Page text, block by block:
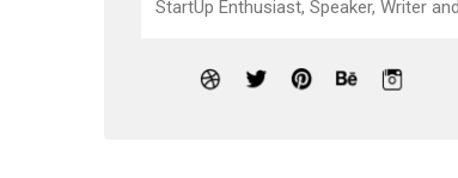
StartUp Enthusiast, Speaker, Writer